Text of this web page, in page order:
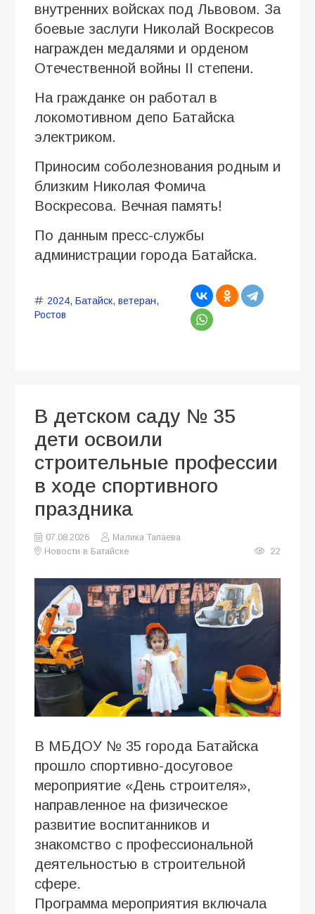
внутренних войсках под Львовом. За
боевые заслуги Николай Воскресов
награжден медалями и орденом
Отечественной войны II степени.
На гражданке он работал в
локомотивном депо Батайска
электриком.
Приносим соболезнования родным и
близким Николая Фомича
Воскресова. Вечная память!
По данным пресс-службы
администрации города Батайска.
2024, Батайск, ветеран,
Ростов
В детском саду № 35
дети освоили
строительные профессии
в ходе спортивного
праздника
07.08.2026
Малика Тапаева
Новости в Батайске
22
В МБДОУ № 35 города Батайска
прошло спортивно-досуговое
мероприятие «День строителя»,
направленное на физическое
развитие воспитанников и
знакомство с профессиональной
деятельностью в строительной
сфере.
Программа мероприятия включала